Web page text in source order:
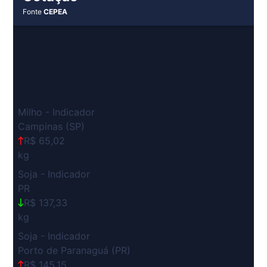
FonteCEPEA
Milho - Indicador
Campinas (SP)
R$ 65,02
kg
Soja - Indicador
PR
R$ 137,33
kg
Soja - Indicador
Porto de Paranaguá (PR)
R$ 145,15